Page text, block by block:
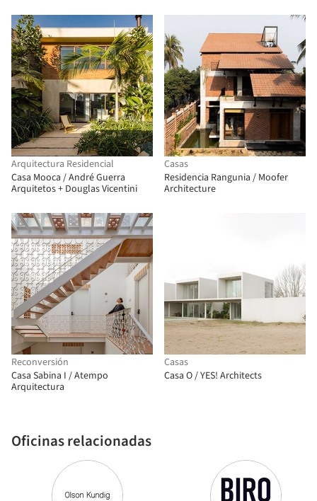
Arquitectura Residencial
Casa Mooca / André Guerra
Arquitetos + Douglas Vicentini
Casas
Residencia Rangunia / Moofer
Architecture
Reconversión
Casa Sabina I / Atempo
Arquitectura
Oficinas relacionadas
Casas
Casa O / YES! Architects